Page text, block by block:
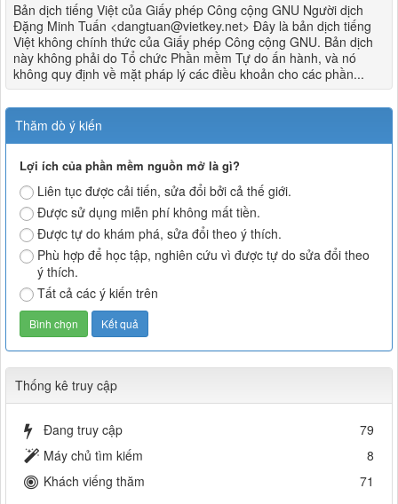
Bản dịch tiếng Việt của Giấy phép Công cộng GNU Người dịch
Đặng Minh Tuấn <dangtuan@vietkey.net> Đây là bản dịch tiếng
Việt không chính thức của Giấy phép Công cộng GNU. Bản dịch
này không phải do Tổ chức Phần mềm Tự do ấn hành, và nó
không quy định về mặt pháp lý các điều khoản cho các phần...
Thăm dò ý kiến
Lợi ích của phần mềm nguồn mở là gì?
Liên tục được cải tiến, sửa đổi bởi cả thế giới.
Được sử dụng miễn phí không mất tiền.
Được tự do khám phá, sửa đổi theo ý thích.
Phù hợp để học tập, nghiên cứu vì được tự do sửa đổi theo
ý thích.
Tất cả các ý kiến trên
Thống kê truy cập
Đang truy cập
79
Máy chủ tìm kiếm
8
Khách viếng thăm
71